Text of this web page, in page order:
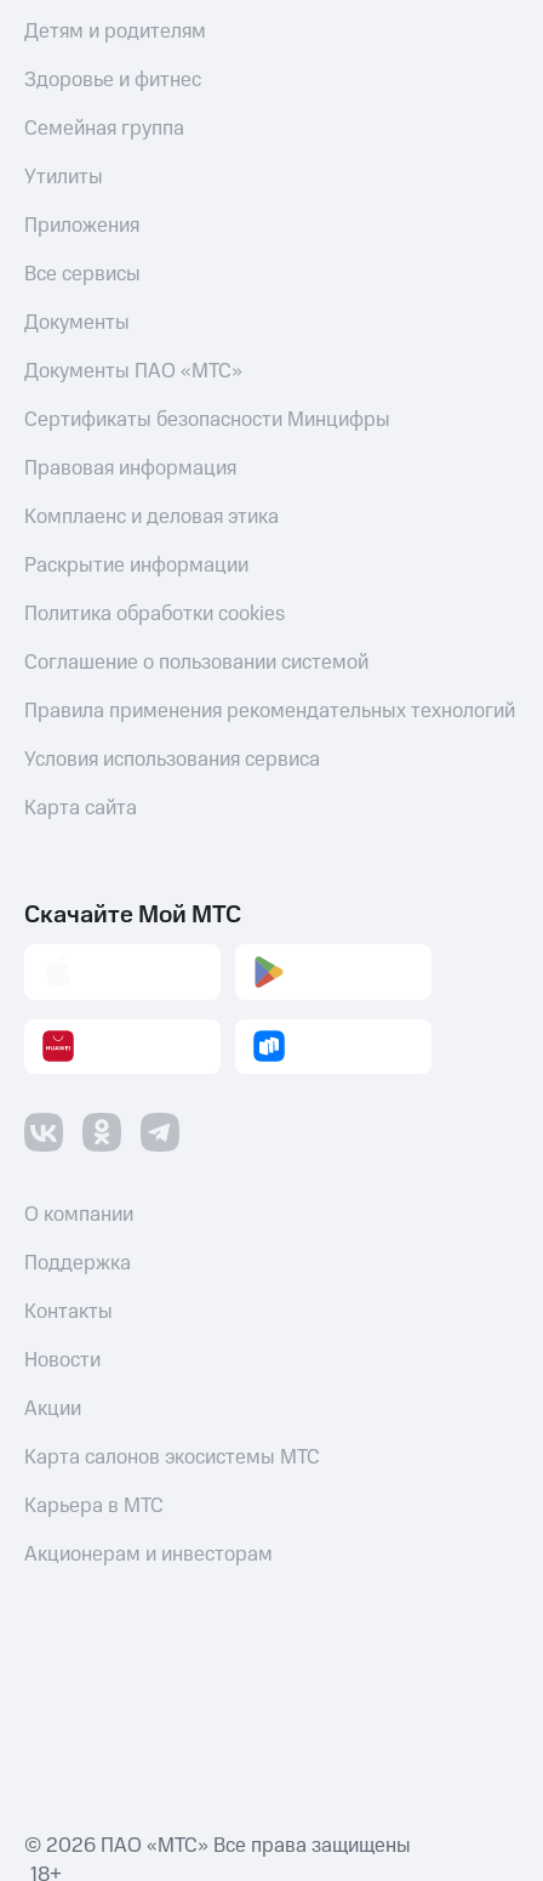
Детям и родителям
Здоровье и фитнес
Семейная группа
Утилиты
Приложения
Все сервисы
Документы
Документы ПАО «МТС»
Сертификаты безопасности Минцифры
Правовая информация
Комплаенс и деловая этика
Раскрытие информации
Политика обработки cookies
Соглашение о пользовании системой
Правила применения рекомендательных технологий
Условия использования сервиса
Карта сайта
Скачайте Мой МТС
О компании
Поддержка
Контакты
Новости
Акции
Карта салонов экосистемы МТС
Карьера в МТС
Акционерам и инвесторам
© 2026 ПАО «МТС» Все права защищены
18+